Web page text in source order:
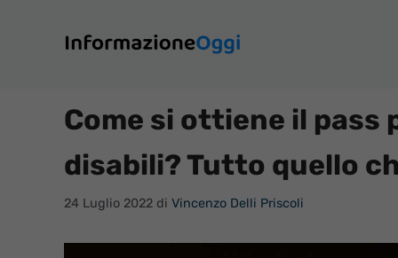
contenuto
Come si ottiene il pass
disabili? Tutto quello
24 Luglio 2022 di Vincenzo Delli Priscoli